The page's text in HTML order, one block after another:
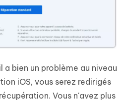
a bien un problème au niveau
iOS, vous serez redirigés
Vous n'avez plus